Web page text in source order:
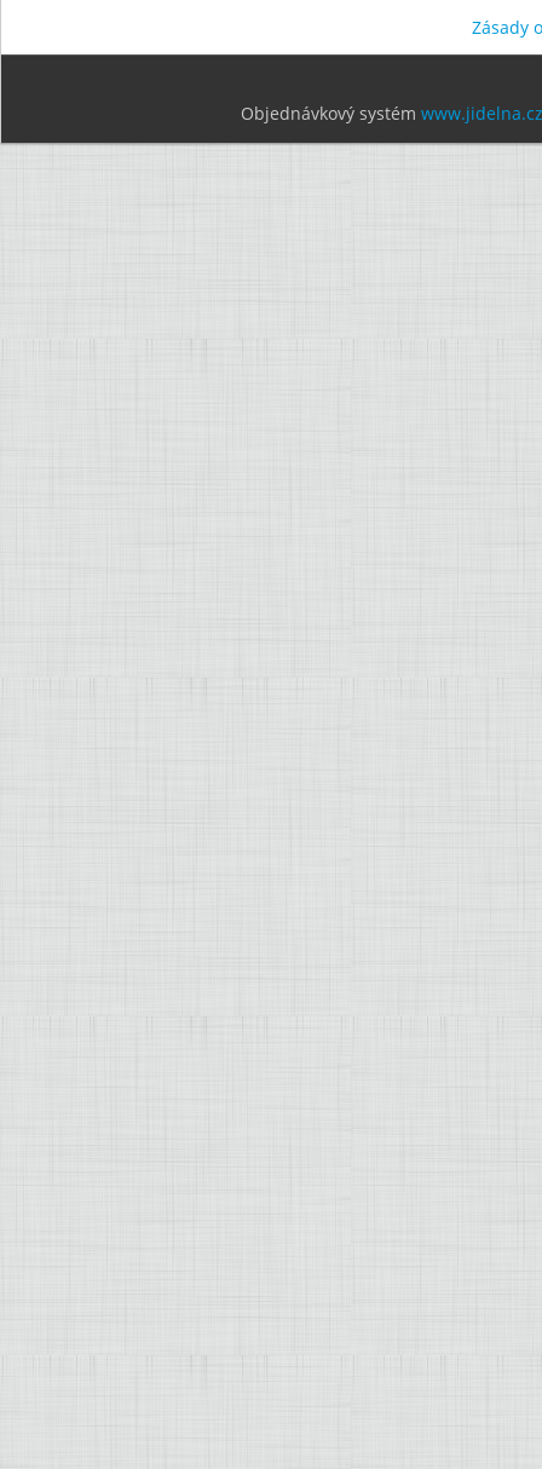
Zásady
Objednávkový systém www.jidelna.cz